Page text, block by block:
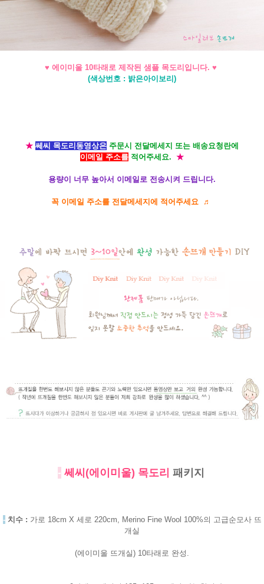
♥ 에이미울 10타래로 제작된 샘플 목도리입니다. ♥
(색상번호 : 밝은아이보리)
★ 쎄씨 목도리동영상은 주문시 전달메세지 또는 배송요청란에
이메일 주소를 적어주세요. ★
용량이 너무 높아서 이메일로 전송시켜 드립니다.
꼭 이메일 주소를 전달메세지에 적어주세요 ♬
- 쎄씨(에이미울) 목도리 패키지
- 치수 : 가로 18cm X 세로 220cm, Merino Fine Wool 100%의 고급순모사 뜨
개실
(에이미울 뜨개실) 10타래로 완성.